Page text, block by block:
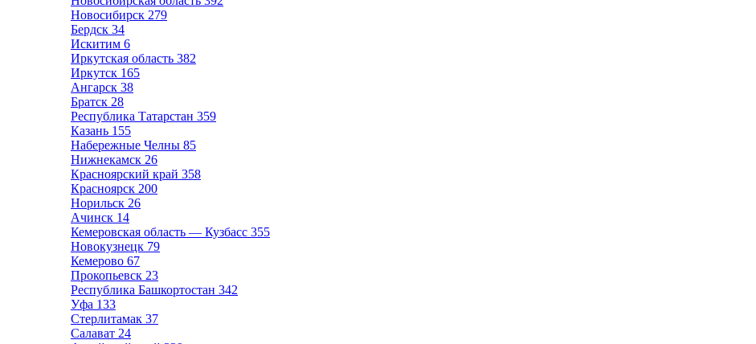
Новосибирск 279
Бердск 34
Искитим 6
Иркутская область 382
Иркутск 165
Ангарск 38
Братск 28
Республика Татарстан 359
Казань 155
Набережные Челны 85
Нижнекамск 26
Красноярский край 358
Красноярск 200
Норильск 26
Ачинск 14
Кемеровская область — Кузбасс 355
Новокузнецк 79
Кемерово 67
Прокопьевск 23
Республика Башкортостан 342
Уфа 133
Стерлитамак 37
Салават 24